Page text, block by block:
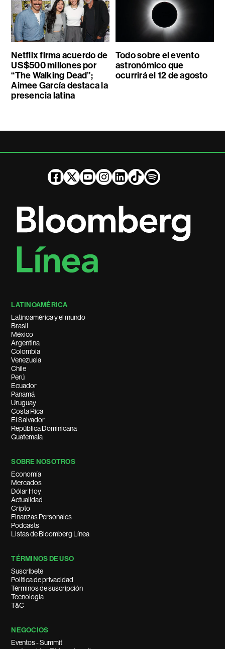
Netflix firma acuerdo de
US$500 millones por
“The Walking Dead”;
Aimee García destaca la
presencia latina
Todo sobre el evento
astronómico que
ocurrirá el 12 de agosto
LATINOAMÉRICA
Latinoamérica y el mundo
Brasil
México
Argentina
Colombia
Venezuela
Chile
Perú
Ecuador
Panamá
Uruguay
Costa Rica
El Salvador
República Dominicana
Guatemala
SOBRE NOSOTROS
Economía
Mercados
Dólar Hoy
Actualidad
Cripto
Finanzas Personales
Podcasts
Listas de Bloomberg Línea
TÉRMINOS DE USO
Suscríbete
Política de privacidad
Términos de suscripción
Tecnología
T&C
NEGOCIOS
Eventos - Summit